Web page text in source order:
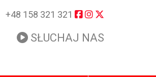
+48 158 321 321
SŁUCHAJ NAS